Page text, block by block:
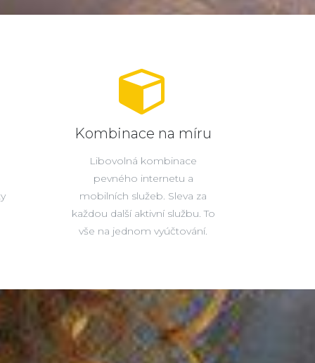
Kombinace na míru
Libovolná kombinace
pevného internetu a
mobilních služeb. Sleva za
každou další aktivní službu. To
vše na jednom vyúčtování.